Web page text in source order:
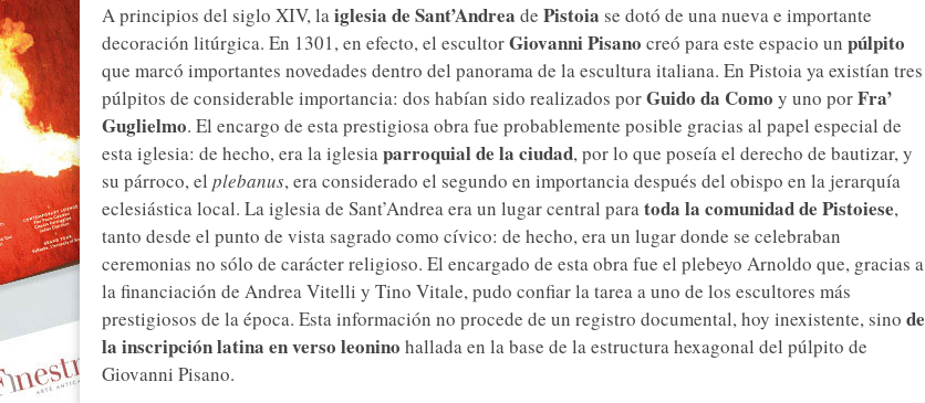
A principios del siglo XIV, laiglesia de Sant’Andrea de Pistoia se dotó de una nueva e importante
decoración litúrgica. En 1301, en efecto, el escultorGiovanni Pisano creó para este espacio un púlpito
que marcó importantes novedades dentro del panorama de la escultura italiana. En Pistoia ya existían tres
púlpitos de considerable importancia: dos habían sido realizados porGuido da Como y uno porFra’
Guglielmo. El encargo de esta prestigiosa obra fue probablemente posible gracias al papel especial de
esta iglesia: de hecho, era la iglesiaparroquial de la ciudad, por lo que poseía el derecho de bautizar, y
su párroco, el plebanus, era considerado el segundo en importancia después del obispo en la jerarquía
eclesiástica local. La iglesia de Sant’Andrea era un lugar central paratoda la comunidad de Pistoiese,
tanto desde el punto de vista sagrado como cívico: de hecho, era un lugar donde se celebraban
ceremonias no sólo de carácter religioso. El encargado de esta obra fue el plebeyo Arnoldo que, gracias a
la financiación de Andrea Vitelli y Tino Vitale, pudo confiar la tarea a uno de los escultores más
prestigiosos de la época. Esta información no procede de un registro documental, hoy inexistente, sino de
la inscripción latina en verso leonino hallada en la base de la estructura hexagonal del púlpito de
Giovanni Pisano.